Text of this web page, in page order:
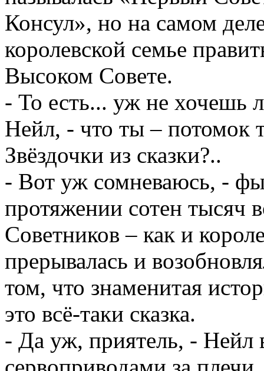
Консул», но на самом
королевской семье
Высоком Совете.
- То есть... уж не хочешь
Нейл, - что ты – потомок
Звёздочки из сказки?..
- Вот уж сомневаюсь, -
протяжении сотен тысяч
Советников – как и
прерывалась и
том, что знаменитая
это всё-таки сказка.
- Да уж, приятель, - Нейл